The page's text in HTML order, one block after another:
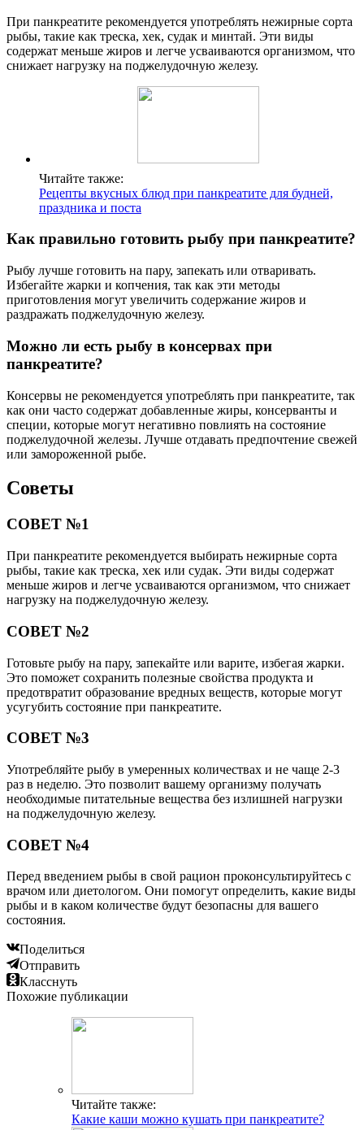
При панкреатите рекомендуется употреблять нежирные сорта
рыбы, такие как треска, хек, судак и минтай. Эти виды
содержат меньше жиров и легче усваиваются организмом, что
снижает нагрузку на поджелудочную железу.
Читайте также:
Рецепты вкусных блюд при панкреатите для будней,
праздника и поста
Как правильно готовить рыбу при панкреатите?
Рыбу лучше готовить на пару, запекать или отваривать.
Избегайте жарки и копчения, так как эти методы
приготовления могут увеличить содержание жиров и
раздражать поджелудочную железу.
Можно ли есть рыбу в консервах при
панкреатите?
Консервы не рекомендуется употреблять при панкреатите, так
как они часто содержат добавленные жиры, консерванты и
специи, которые могут негативно повлиять на состояние
поджелудочной железы. Лучше отдавать предпочтение свежей
или замороженной рыбе.
Советы
СОВЕТ №1
При панкреатите рекомендуется выбирать нежирные сорта
рыбы, такие как треска, хек или судак. Эти виды содержат
меньше жиров и легче усваиваются организмом, что снижает
нагрузку на поджелудочную железу.
СОВЕТ №2
Готовьте рыбу на пару, запекайте или варите, избегая жарки.
Это поможет сохранить полезные свойства продукта и
предотвратит образование вредных веществ, которые могут
усугубить состояние при панкреатите.
СОВЕТ №3
Употребляйте рыбу в умеренных количествах и не чаще 2-3
раз в неделю. Это позволит вашему организму получать
необходимые питательные вещества без излишней нагрузки
на поджелудочную железу.
СОВЕТ №4
Перед введением рыбы в свой рацион проконсультируйтесь с
врачом или диетологом. Они помогут определить, какие виды
рыбы и в каком количестве будут безопасны для вашего
состояния.
Поделиться
Отправить
Класснуть
Похожие публикации
Читайте также:
Какие каши можно кушать при панкреатите?